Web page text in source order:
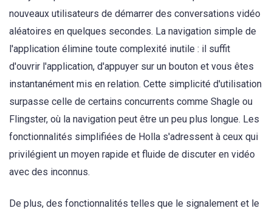
nouveaux utilisateurs de démarrer des conversations vidéo
aléatoires en quelques secondes. La navigation simple de
l'application élimine toute complexité inutile : il suffit
d'ouvrir l'application, d'appuyer sur un bouton et vous êtes
instantanément mis en relation. Cette simplicité d'utilisation
surpasse celle de certains concurrents comme Shagle ou
Flingster, où la navigation peut être un peu plus longue. Les
fonctionnalités simplifiées de Holla s'adressent à ceux qui
privilégient un moyen rapide et fluide de discuter en vidéo
avec des inconnus.
De plus, des fonctionnalités telles que le signalement et le